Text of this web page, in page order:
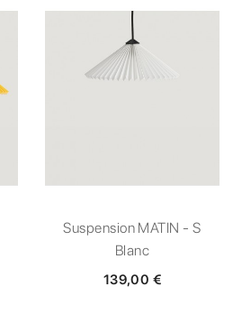
Suspension MATIN - S
Blanc
139,00 €